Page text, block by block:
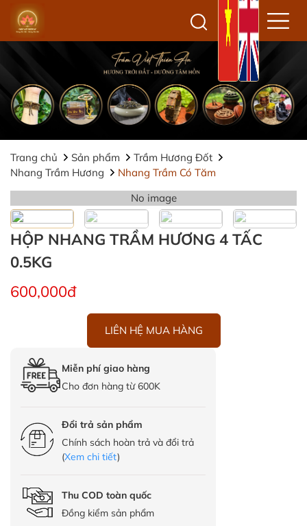
Trang chủ Sản phẩm
Trầm Hương Đốt
Nhang Trầm Hương
Nhang Trầm Có Tăm
No image
HỘP NHANG TRẦM HƯƠNG 4 TẤC
0.5KG
600,000đ
LIÊN HỆ MUA HÀNG
Miễn phí giao hàng
Cho đơn hàng từ 600K
Đổi trả sản phẩm
Chính sách hoàn trả và đổi trả
(Xem chi tiết)
Thu COD toàn quốc
Đồng kiểm sản phẩm